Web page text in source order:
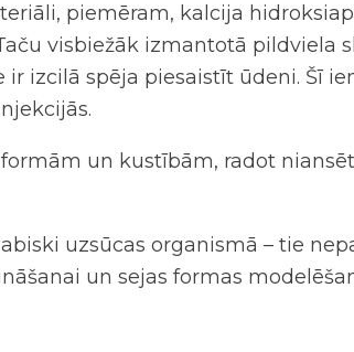
piemēram, kalcija
visbiežāk izmantotā pildviela
izcilā spēja piesaistīt ūdeni. Šī
un kustībām, radot
uzsūcas organismā – tie
un sejas formas